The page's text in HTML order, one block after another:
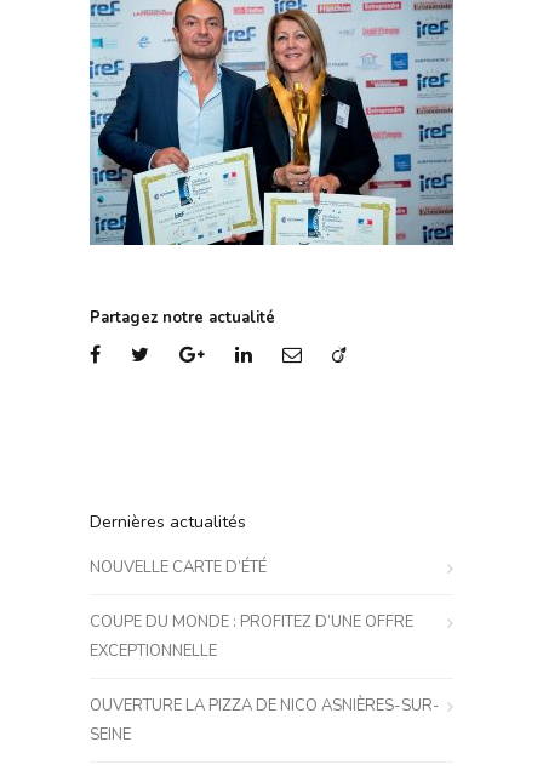
Partagez notre actualité
Dernières actualités
NOUVELLE CARTE D’ÉTÉ
COUPE DU MONDE : PROFITEZ D’UNE OFFRE
EXCEPTIONNELLE
OUVERTURE LA PIZZA DE NICO ASNIÈRES-SUR-
SEINE